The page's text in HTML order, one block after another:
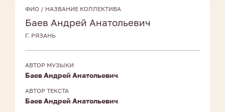
ФИО / НАЗВАНИЕ КОЛЛЕКТИВА
Баев Андрей Анатольевич
Г. РЯЗАНЬ
АВТОР МУЗЫКИ
Баев Андрей Анатольевич
АВТОР ТЕКСТА
Баев Андрей Анатольевич